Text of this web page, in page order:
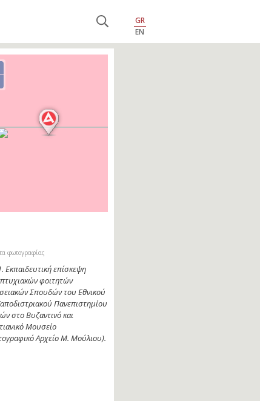
GR
EN
φωτογραφίας
Εκπαιδευτική επίσκεψη
φοιτητών
του Εθνικού και
Πανεπιστημίου
στο Βυζαντινό και
Μουσείο, στο πλαίσιο
μαθήματος